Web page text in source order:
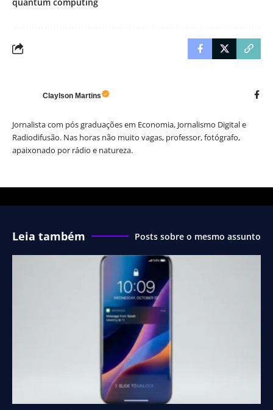
Claylson Martins
Jornalista com pós graduações em Economia, Jornalismo Digital e
Radiodifusão. Nas horas não muito vagas, professor, fotógrafo,
apaixonado por rádio e natureza.
Leia também Posts sobre o mesmo assunto